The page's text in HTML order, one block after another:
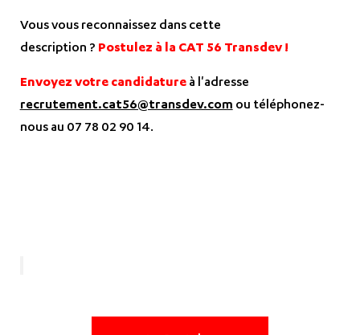
Vous vous reconnaissez dans cette
description ? Postulez à la CAT 56 Transdev !
Envoyez votre candidatureà l'adresse
recrutement.cat56@transdev.comou téléphonez-
nous au 07 78 02 90 14.